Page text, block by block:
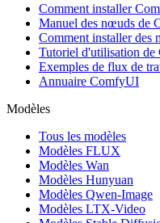
Comment installer
Manuel des nœuds de
Comment installer des
Tutoriel d'utilisation
Exemples de flux de
Annuaire ComfyUI
Modèles
Tous les modèles
Modèles FLUX
Modèles Wan
Modèles Hunyuan
Modèles Qwen-Image
Modèles LTX-Video